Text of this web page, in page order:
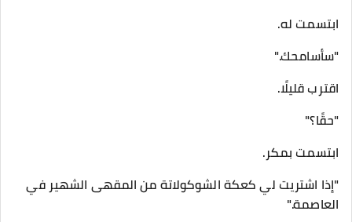
ابتسمت له.
"سأسامحك."
اقترب قليلًا.
"حقًا؟"
ابتسمت بمكر.
"إذا اشتريت لي كعكة الشوكولاتة من المقهى الشهير في
العاصمة."